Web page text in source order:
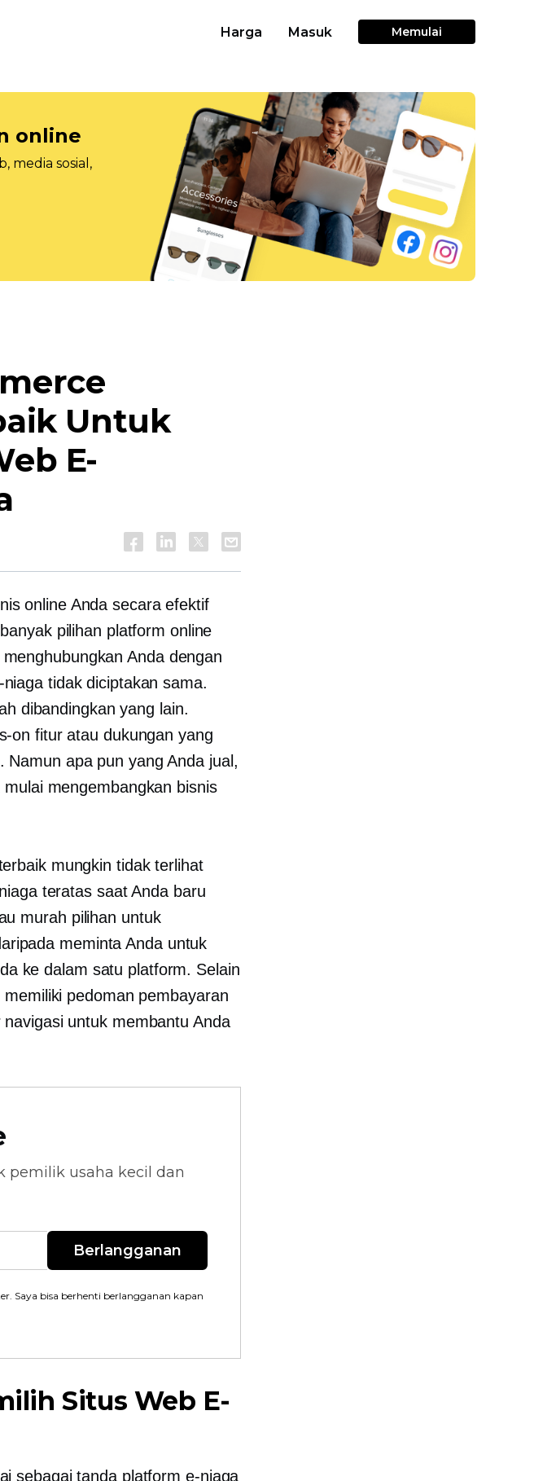
Harga Masuk Memulai
online
media sosial,
Untuk
E-
online Anda secara efektif
pilihan platform online
Anda dengan
tidak diciptakan sama.
dibandingkan yang lain.
on fitur atau dukungan yang
Namun apa pun yang Anda jual,
mengembangkan bisnis
mungkin tidak terlihat
teratas saat Anda baru
murah pilihan untuk
meminta Anda untuk
ke dalam satu platform. Selain
pedoman pembayaran
navigasi untuk membantu Anda
pemilik usaha kecil dan
Berlangganan
Saya bisa berhenti berlangganan kapan
Situs Web E-
sebagai tanda platform e-niaga